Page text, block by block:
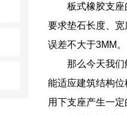
板式橡胶支
要求垫石长度、
误差不大于3MM。
那么今天我
能适应建筑结构
用下支座产生一